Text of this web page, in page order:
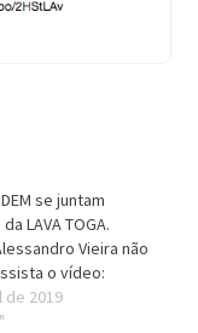
se juntam
LAVA TOGA.
Vieira não
o vídeo:
de 2019